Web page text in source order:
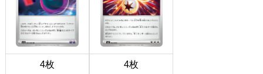
4枚 4枚